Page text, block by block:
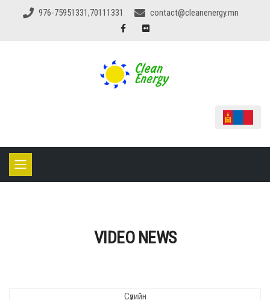
976-75951331,70111331 contact@cleanenergy.mn
VIDEO NEWS
Сүүлийн